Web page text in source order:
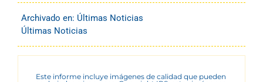
Archivado en: Últimas Noticias
Últimas Noticias
Este informe incluye imágenes de calidad que pueden